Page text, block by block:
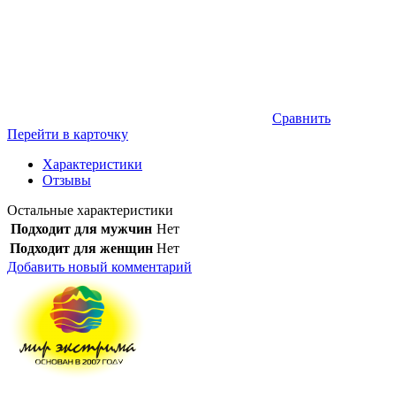
Сравнить
Перейти в карточку
Характеристики
Отзывы
Остальные характеристики
Подходит для мужчин Нет
Подходит для женщин Нет
Добавить новый комментарий